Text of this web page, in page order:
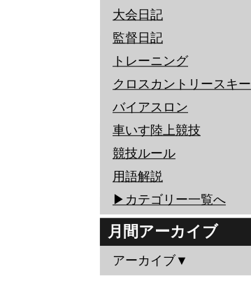
大会日記
監督日記
トレーニング
クロスカントリースキー
バイアスロン
車いす陸上競技
競技ルール
用語解説
▶︎カテゴリー一覧へ
月間アーカイブ
アーカイブ▼